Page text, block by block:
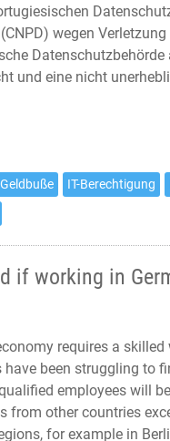
wegen
und eine nicht
Geldbuße IT-Berechtigung
if working in
requires a
have been struggling to
employees will
from other countries
for example in